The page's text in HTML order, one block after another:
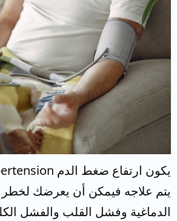
يتم علاجه فيمكن أن يعرضك لخطر
الدماغية وفشل القلب والفشل